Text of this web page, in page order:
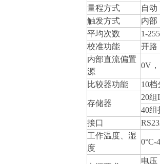
量程方式
自动
触发方式
内部
平均次数
1-255
校准功能
开路
内部直流偏置
源
0V
比较器功能 10档
存储器
20组
40组
接口
工作温度、湿
度
0°C-
电压